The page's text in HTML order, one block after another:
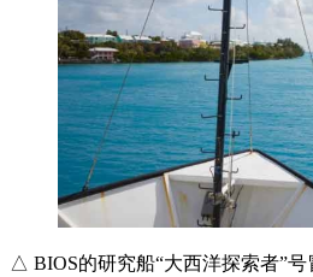
△ BIOS的研究船“大西洋探索者”